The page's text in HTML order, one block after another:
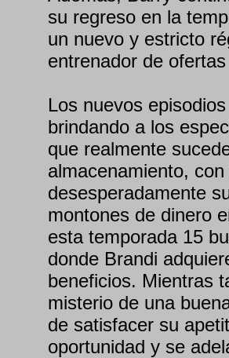
su regreso en la
un nuevo y estricto
entrenador de
Los nuevos
brindando a los
que realmente
almacenamiento,
desesperadamente
montones de dinero
esta temporada 15
donde Brandi
beneficios. Mientras
misterio de una
de satisfacer su
oportunidad y se